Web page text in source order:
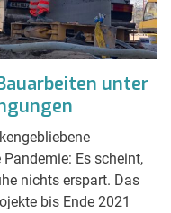
unter
Es scheint,
nichts erspart. Das
bis Ende 2021